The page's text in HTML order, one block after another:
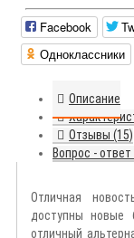
Facebook
Одноклассники
Описание
Отзывы (15)
Вопрос - ответ
Отличная
доступны новые
отличный